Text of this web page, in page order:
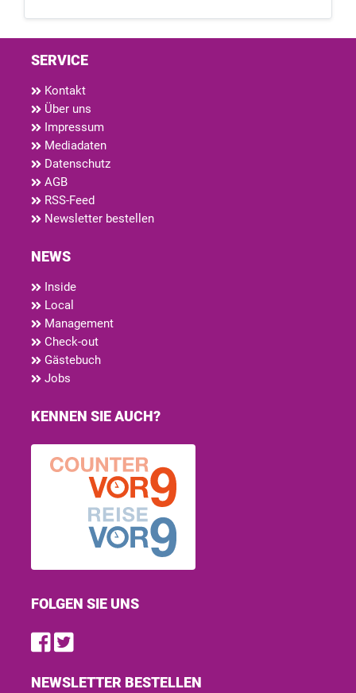
SERVICE
Kontakt
Über uns
Impressum
Mediadaten
Datenschutz
AGB
RSS-Feed
Newsletter bestellen
NEWS
Inside
Local
Management
Check-out
Gästebuch
Jobs
KENNEN SIE AUCH?
FOLGEN SIE UNS
Find us on Facebook
Follow us on Twitter
NEWSLETTER BESTELLEN